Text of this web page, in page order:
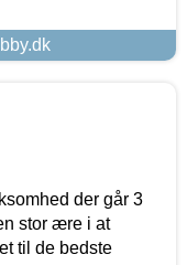
der går 3
stor ære i at
til de bedste